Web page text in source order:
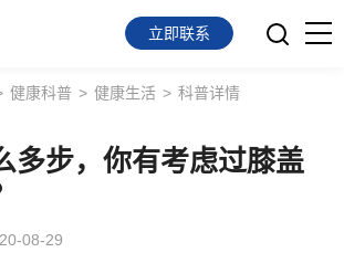
立即联系
健康科普 > 健康生活 > 科普详情
多步，你有考虑过膝盖
08-29